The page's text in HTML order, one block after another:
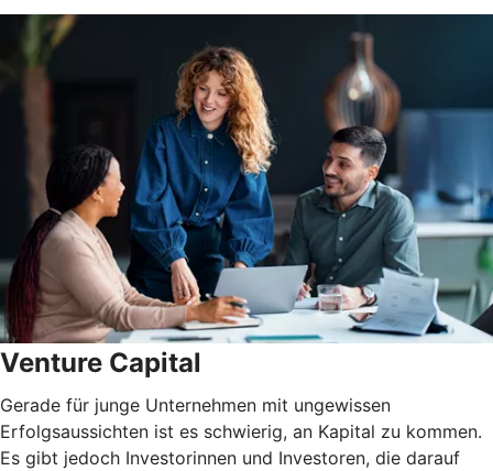
Venture Capital
Gerade für junge Unternehmen mit ungewissen
Erfolgsaussichten ist es schwierig, an Kapital zu kommen.
Es gibt jedoch Investorinnen und Investoren, die darauf